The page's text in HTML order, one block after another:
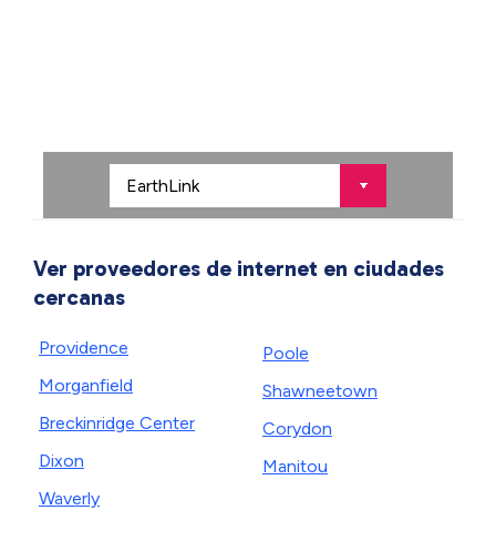
Ver proveedores de internet en ciudades
cercanas
Providence
Morganfield
Breckinridge Center
Dixon
Waverly
Poole
Shawneetown
Corydon
Manitou